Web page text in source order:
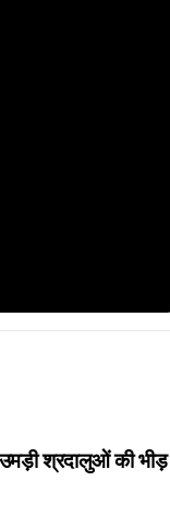
उमड़ी श्रदालुओं की भीड़